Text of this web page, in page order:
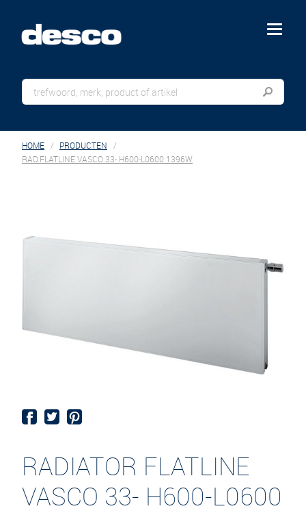
menu
HOME
PRODUCTEN
RAD.FLATLINE VASCO 33- H600-L0600 1396W
RADIATOR FLATLINE
VASCO 33- H600-L0600